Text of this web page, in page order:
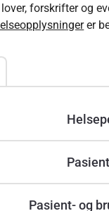
forskrifter og
er
Pasient- og